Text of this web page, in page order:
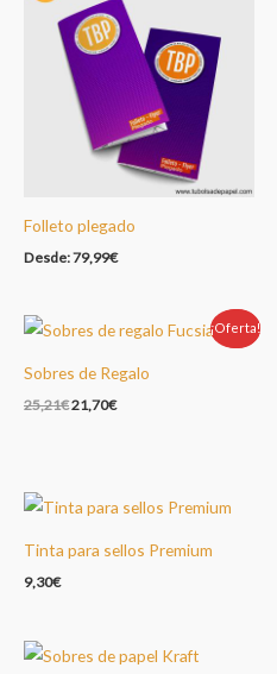
Folleto plegado
Desde:79,99€
Oferta!
¡Oferta!
Sobres de Regalo
25,21€21,70€
Tinta para sellos Premium
9,30€